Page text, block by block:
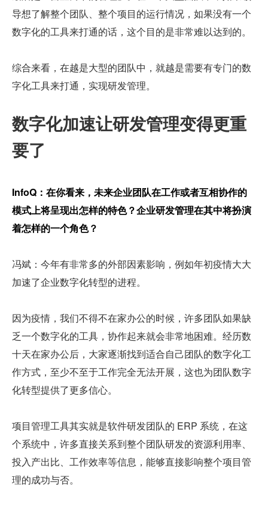
导想了解整个团队、整个项目的运行情况，如果没有一个
数字化的工具来打通的话，这个目的是非常难以达到的。
综合来看，在越是大型的团队中，就越是需要有专门的数
字化工具来打通，实现研发管理。
数字化加速让研发管理变得更重
要了
InfoQ：在你看来，未来企业团队在工作或者互相协作的
模式上将呈现出怎样的特色？企业研发管理在其中将扮演
着怎样的一个角色？
冯斌：今年有非常多的外部因素影响，例如年初疫情大大
加速了企业数字化转型的进程。
因为疫情，我们不得不在家办公的时候，许多团队如果缺
乏一个数字化的工具，协作起来就会非常地困难。经历数
十天在家办公后，大家逐渐找到适合自己团队的数字化工
作方式，至少不至于工作完全无法开展，这也为团队数字
化转型提供了更多信心。
项目管理工具其实就是软件研发团队的 ERP 系统，在这
个系统中，许多直接关系到整个团队研发的资源利用率、
投入产出比、工作效率等信息，能够直接影响整个项目管
理的成功与否。